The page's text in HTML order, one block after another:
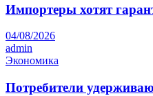
Импортеры хотят
04/08/2026
admin
Экономика
Потребители